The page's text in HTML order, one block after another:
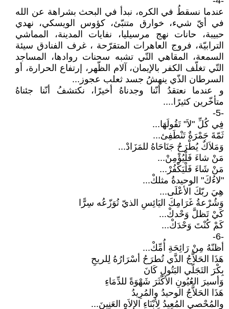
عندما نسقطُ في الكره، نبدأ في البحث بشراهة عن الله
في أيّ شيء، خوارق متنبّئ، كؤوس الويسكي، نهدي
حبيبة، حانات نهج مرسيليا، نفايات المدينة، المماشي
الترابيّة، فروج العاهرات المتقرّحة ، غرف الفنادق سيئة
السمعة، المقاهي التّي تشبه سحنات روادها، المساجد
التّي تغلّف الكفر بالإيمان، آلام الظّهر، إرتفاع الحرارة، أو
السرطان الذّي ينهشُ جسد ثعلب عجوز...
و عندما نعتقدُ أنّنا وجدناهُ أخيرًا، نكتشفُ أنّنا جئناهُ
متأخّرين كثيرًا....
-5-
فِي كُلِّ "لاَ" تَقُولَهَا...
ثَمّةَ جَمْرَةٌ تَنْطَفِئ...
وَمَلاَكٌ يُطْرَحُ جَنَاحَاهُ للمَزَادْ...
مَنْ شاءَ فَلْيُؤْمِنْ...
مَنْ شَاءَ فَلْيَكْفُرْ...
"لاءُكَ" الوحيدةُ مثلكْ...
هِيَ ربّكَ الأعْلَى...
وَشُرْعةُ غَرَامِكَ اليَائِسِ الذيّ تُوَزّعُه سِرًّا
كَيْ تَظلَّ وَحْدكْ...
كَمْ كُنْتَ وَحْدَكْ...
-6-
أظنّهُ مِنْ رَائِحَةِ أُمِّكْ...
هَذَا الحَلاَّجُ الذَّي تُطرَحُ أسْرَارُهُ لِلريحِ
بِكْرَ التَجَلّي البَتُولِ كَانَ
وَأسيرَ العُيُونِ الأكْثَرَ شَهْوَةً للدِّمَاءِ
هَذَا الحَلاَّجُ الوحيدُ والمُرِيدُ
والمُحْصي المُعِيدُ لِأبْنَاءِ الإِلاَهِ العَنِينَ...